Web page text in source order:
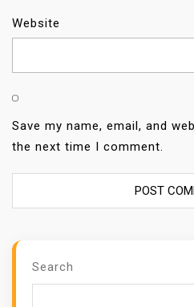
Website
Save my name, email, and
the next time I comment.
Search